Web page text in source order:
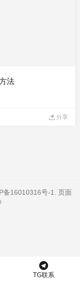
法
分享
备16010316号-1
. 页面
TG联系